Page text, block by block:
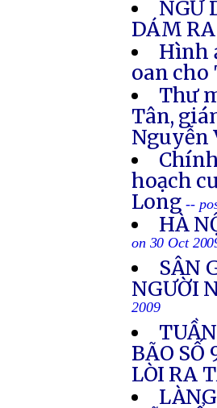
NGƯ
DÁM
Hình
oan cho
Thư
Tân,
Nguyễn
hoạch
Long --
HÀ
on 30 Oct
SÂN
NGƯỜI
2009
BÃO SỐ
LÒI RA